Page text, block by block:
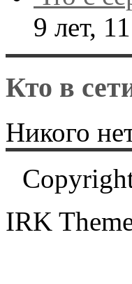
9 лет,
Кто в
Никого
IRK